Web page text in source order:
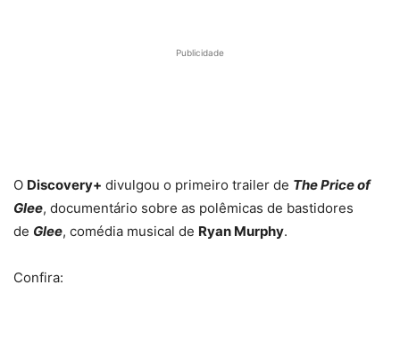
Publicidade
O Discovery+ divulgou o primeiro trailer de The Price of
Glee, documentário sobre as polêmicas de bastidores
de Glee, comédia musical de Ryan Murphy.
Confira: